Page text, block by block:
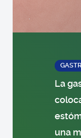
La
una